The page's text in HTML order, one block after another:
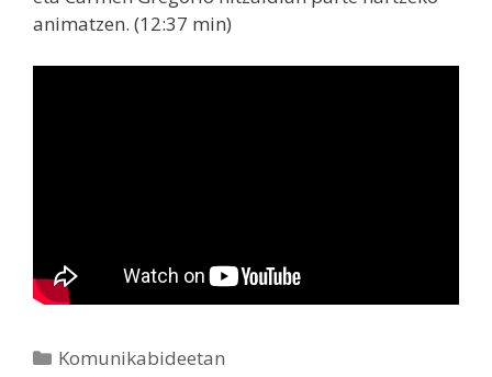
animatzen. (12:37 min)
Kategoriak
Komunikabideetan